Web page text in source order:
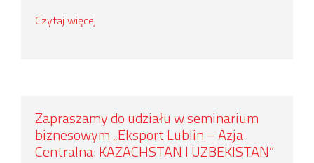
Czytaj więcej
Zapraszamy do udziału w seminarium
biznesowym „Eksport Lublin – Azja
Centralna: KAZACHSTAN I UZBEKISTAN”